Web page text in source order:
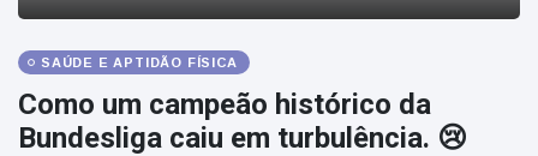
SAÚDE E APTIDÃO FÍSICA
Como um campeão histórico da
Bundesliga caiu em turbulência. 😢